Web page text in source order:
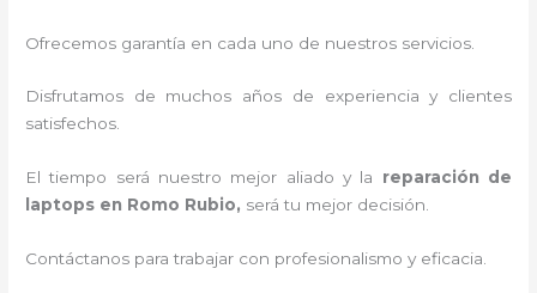
Ofrecemos garantía en cada uno de nuestros servicios.
Disfrutamos de muchos años de experiencia y clientes
satisfechos.
El tiempo será nuestro mejor aliado y la reparación de
laptops en Romo Rubio, será tu mejor decisión.
Contáctanos para trabajar con profesionalismo y eficacia.